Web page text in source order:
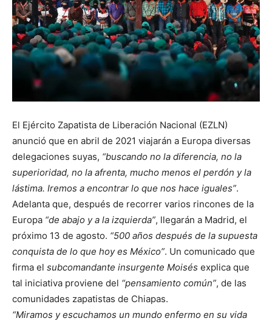
El Ejército Zapatista de Liberación Nacional (EZLN)
anunció que en abril de 2021 viajarán a Europa diversas
delegaciones suyas, buscando no la diferencia, no la
superioridad, no la afrenta, mucho menos el perdón y la
lástima. Iremos a encontrar lo que nos hace iguales .
Adelanta que, después de recorrer varios rincones de la
Europa de abajo y a la izquierda , llegarán a Madrid, el
próximo 13 de agosto. 500 años después de la supuesta
conquista de lo que hoy es México . Un comunicado que
firma el subcomandante insurgente Moisés explica que
tal iniciativa proviene del pensamiento común , de las
comunidades zapatistas de Chiapas.
Miramos y escuchamos un mundo enfermo en su vida